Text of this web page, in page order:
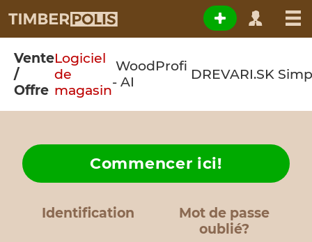
Vente
/
Offre
Logiciel
de
magasin
WoodProfi
- AI
DREVARI.SK
Identification
Mot de passe
oublié?
Commencer ici!